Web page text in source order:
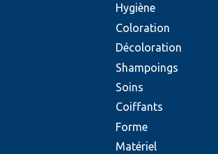
Hygiène
Coloration
Décoloration
Shampoings
Soins
Coiffants
Forme
Matériel